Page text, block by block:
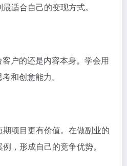
适合自己的变现方式。
户的还是内容本身。学会用
和创意能力。
项目更有价值。在做副业的
，形成自己的竞争优势。